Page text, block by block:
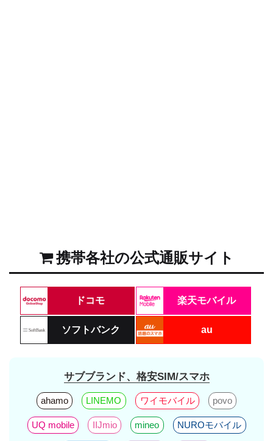
携帯各社の公式通販サイト
ドコモ 楽天モバイル
ソフトバンク au
サブブランド、格安SIM/スマホ
ahamo LINEMO ワイモバイル povo
UQ mobile IIJmio mineo NUROモバイル